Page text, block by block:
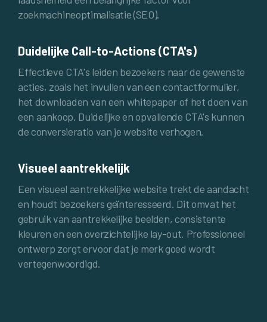
zoekmachineoptimalisatie (SEO).
Duidelijke Call-to-Actions (CTA's)
Effectieve CTA's leiden bezoekers naar de gewenste
acties, zoals het invullen van een contactformulier,
het downloaden van een whitepaper of het doen van
een aankoop. Duidelijke en opvallende CTA's kunnen
de conversieratio van je website verhogen.
Visueel aantrekkelijk
Een visueel aantrekkelijke website trekt de aandacht
en houdt bezoekers geïnteresseerd. Dit omvat het
gebruik van aantrekkelijke beelden, consistente
kleuren en een overzichtelijke lay-out. Professioneel
ontwerp zorgt ervoor dat je merk goed wordt
vertegenwoordigd.